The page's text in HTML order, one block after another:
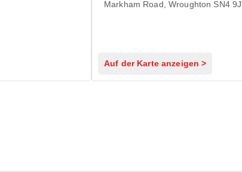
Markham Road, Wroughton SN4
Auf der Karte anzeigen >